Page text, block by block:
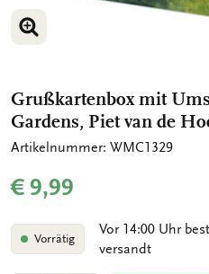
BILD VERGRÖSSERN
BILD VERGRÖSSERN
Grußkartenbox mit
Gardens, Piet van de
Artikelnummer: WMC1329
€ 9,99
Vorrätig
Vor 14:00 Uhr
versandt